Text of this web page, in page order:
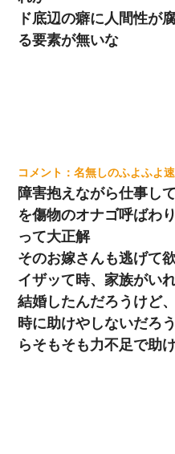
ド底辺の癖に人間性が
る要素が無いな
名無しのふよふよ速
障害抱えながら仕事し
を傷物のオナゴ呼ばわ
って大正解
そのお嫁さんも逃げて
イザッて時、家族がい
結婚したんだろうけど
時に助けやしないだろ
らそもそも力不足で助